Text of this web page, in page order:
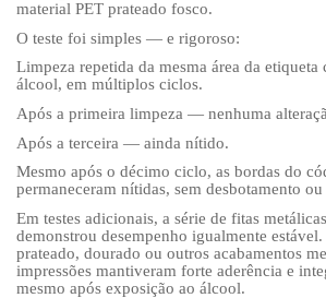
material PET prateado fosco.
O teste foi simples — e rigoroso:
Limpeza repetida da mesma área da etiqueta
álcool, em múltiplos ciclos.
Após a primeira limpeza — nenhuma
Após a terceira — ainda nítido.
Mesmo após o décimo ciclo, as bordas do
permaneceram nítidas, sem desbotamento
Em testes adicionais, a série de fitas
demonstrou desempenho igualmente estável.
prateado, dourado ou outros acabamentos
impressões mantiveram forte aderência e
mesmo após exposição ao álcool.